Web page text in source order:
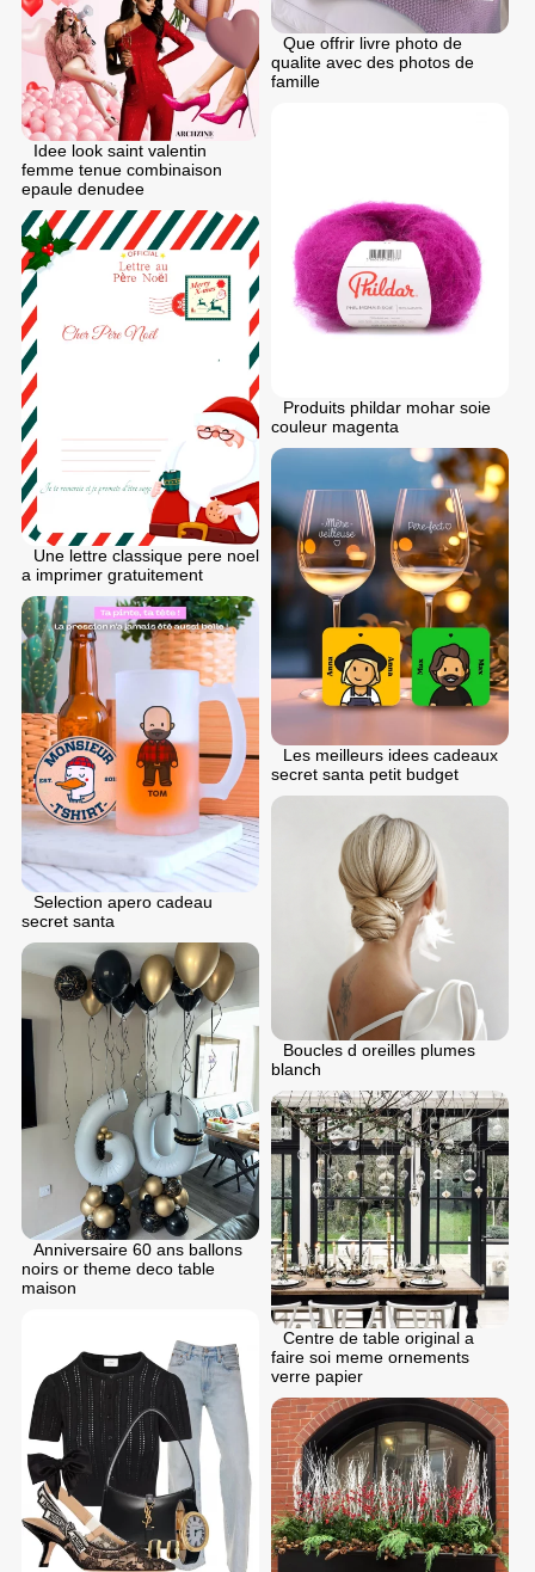
Que offrir livre photo de
qualite avec des photos de
famille
Idee look saint valentin
femme tenue combinaison
epaule denudee
Produits phildar mohar soie
couleur magenta
Une lettre classique pere noel
a imprimer gratuitement
Les meilleurs idees cadeaux
secret santa petit budget
Selection apero cadeau
secret santa
Boucles d oreilles plumes
blanch
Anniversaire 60 ans ballons
noirs or theme deco table
maison
Centre de table original a
faire soi meme ornements
verre papier